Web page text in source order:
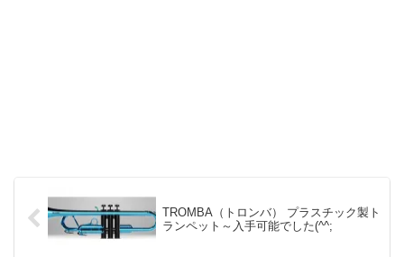
TROMBA（トロンバ） プラスチック製ト
ランペット～入手可能でした(^^;